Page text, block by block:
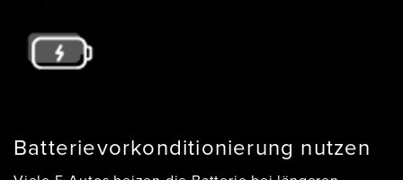
Batterievorkonditionierung nutzen